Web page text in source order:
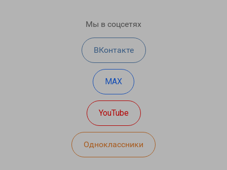
Мы в соцсетях
ВКонтакте
MAX
YouTube
Одноклассники